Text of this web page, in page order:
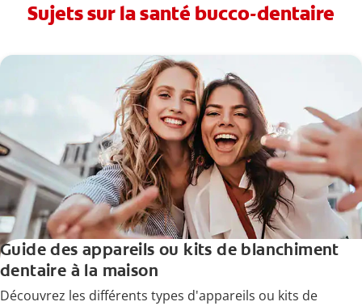
Sujets sur la santé bucco-dentaire
Guide des appareils ou kits de blanchiment
dentaire à la maison
Découvrez les différents types d'appareils ou kits de